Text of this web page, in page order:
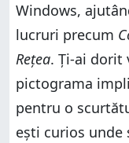
Windows,
lucruri precum
Rețea. Ți-ai dorit
pictograma
pentru o
ești curios